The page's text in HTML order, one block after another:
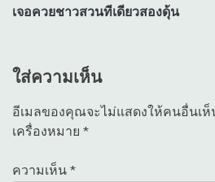
เรื่อง
เจอควยชาวสวนทีเดียวสองดุ้น
ใส่ความเห็น
อีเมลของคุณจะไม่แสดงให้คนอื่นเห็
เครื่องหมาย *
ความเห็น *